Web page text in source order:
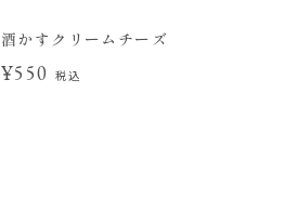
酒かすクリームチーズ
¥550 税込